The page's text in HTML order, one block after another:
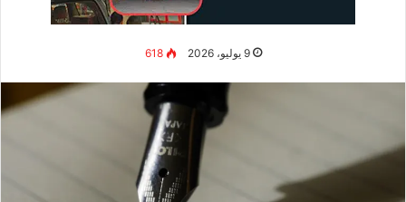
9 يوليو، 2026 618